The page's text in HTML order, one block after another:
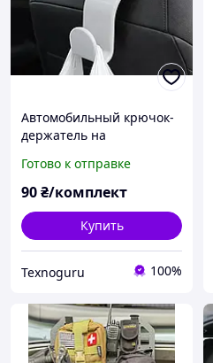
Автомобильный крючок-
держатель на
пакетов (органайзер в
авто) 3D-печать
Готово к отправке
90₴/комплект
Купить
Texnoguru 100%